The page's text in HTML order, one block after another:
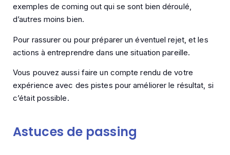
exemples de coming out qui se sont bien déroulé,
d’autres moins bien.
Pour rassurer ou pour préparer un éventuel rejet, et les
actions à entreprendre dans une situation pareille.
Vous pouvez aussi faire un compte rendu de votre
expérience avec des pistes pour améliorer le résultat, si
c’était possible.
Astuces de passing